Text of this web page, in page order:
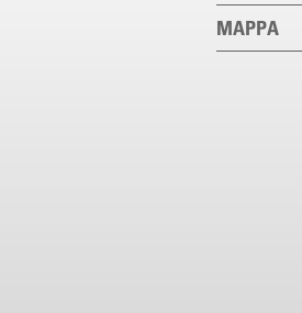
MAPPA